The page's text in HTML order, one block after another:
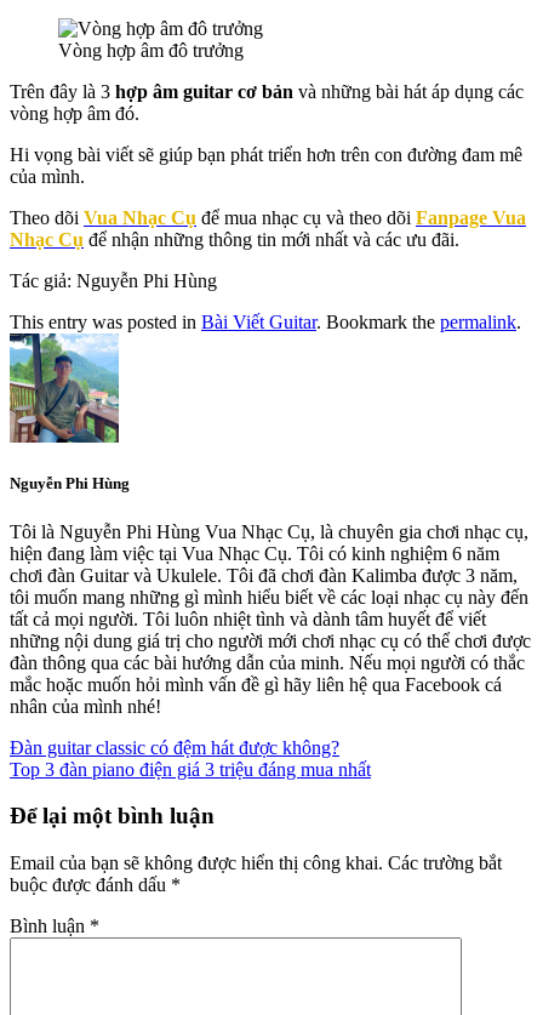
Vòng hợp âm đô trưởng
Trên đây là 3 hợp âm guitar cơ bản và những bài hát áp dụng các
vòng hợp âm đó.
Hi vọng bài viết sẽ giúp bạn phát triển hơn trên con đường đam mê
của mình.
Theo dõi Vua Nhạc Cụ để mua nhạc cụ và theo dõi Fanpage Vua
Nhạc Cụ để nhận những thông tin mới nhất và các ưu đãi.
Tác giả: Nguyễn Phi Hùng
This entry was posted in Bài Viết Guitar. Bookmark the permalink.
Nguyễn Phi Hùng
Tôi là Nguyễn Phi Hùng Vua Nhạc Cụ, là chuyên gia chơi nhạc cụ,
hiện đang làm việc tại Vua Nhạc Cụ. Tôi có kinh nghiệm 6 năm
chơi đàn Guitar và Ukulele. Tôi đã chơi đàn Kalimba được 3 năm,
tôi muốn mang những gì mình hiểu biết về các loại nhạc cụ này đến
tất cả mọi người. Tôi luôn nhiệt tình và dành tâm huyết để viết
những nội dung giá trị cho người mới chơi nhạc cụ có thể chơi được
đàn thông qua các bài hướng dẫn của minh. Nếu mọi người có thắc
mắc hoặc muốn hỏi mình vấn đề gì hãy liên hệ qua Facebook cá
nhân của mình nhé!
Đàn guitar classic có đệm hát được không?
Top 3 đàn piano điện giá 3 triệu đáng mua nhất
Để lại một bình luận
Email của bạn sẽ không được hiển thị công khai. Các trường bắt
buộc được đánh dấu *
Bình luận *